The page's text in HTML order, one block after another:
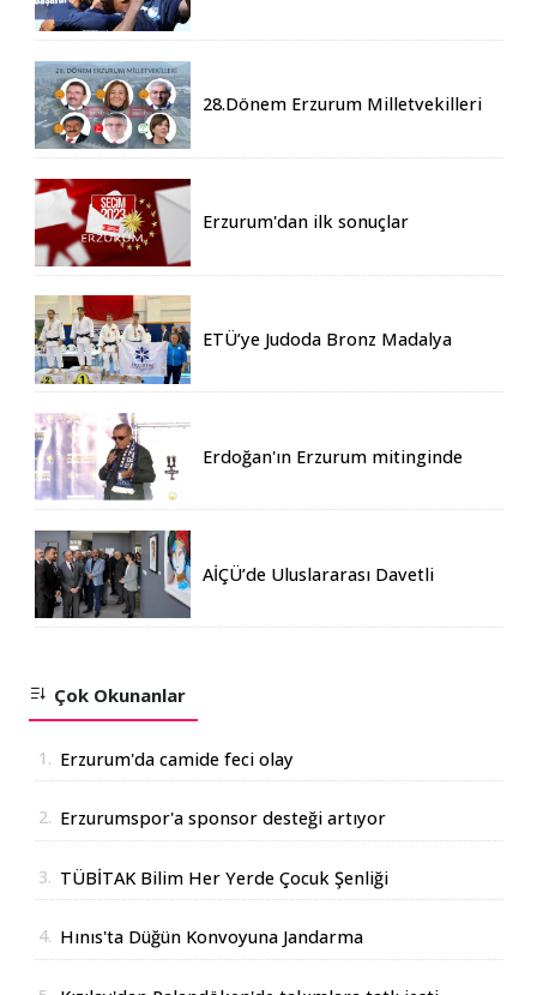
28.Dönem Erzurum Milletvekilleri
Erzurum'dan ilk sonuçlar
ETÜ’ye Judoda Bronz Madalya
Erdoğan'ın Erzurum mitinginde
AİÇÜ’de Uluslararası Davetli
Çok Okunanlar
1. Erzurum'da camide feci olay
2. Erzurumspor'a sponsor desteği artıyor
3. TÜBİTAK Bilim Her Yerde Çocuk Şenliği
4. Hınıs'ta Düğün Konvoyuna Jandarma